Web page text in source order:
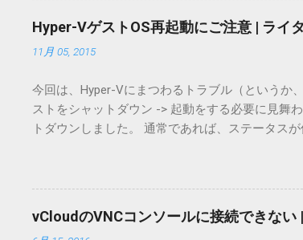
management, basic data
ムコンポーネントで、
Sandbox. In fact I too received
restore my omputer a couple
ーは、Windowsのシステム復
1] Open Firefox Menu, click the
disabled . If this solves your
addon. 1] Fire...
Hyper-VゲストOS再起動にご注意 | ライ
11月 05, 2015
今回は、Hyper-Vにまつわるトラブル（というか
ストをシャットダウン -> 起動をする必要に見舞
トダウンしました。 通常であれば、ステータス
しておくと。。。 仮想マシンで、スナップショ
ィスクといっても、実態はファイル・拡張子は
は、スナップショットを取得した時点から、次
するものです。 スナップショットが削除される
vCloudのVNCコンソールに接続できない